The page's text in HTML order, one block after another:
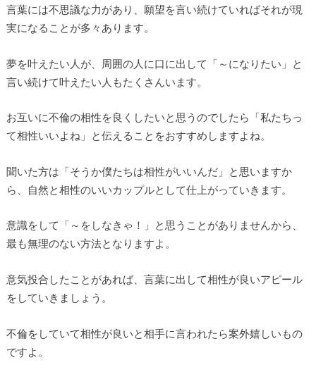
言葉には不思議な力があり、願望を言い続けていればそれが現
実になることが多々あります。
夢を叶えたい人が、周囲の人に口に出して「～になりたい」と
言い続けて叶えたい人もたくさんいます。
お互いに不倫の相性を良くしたいと思うのでしたら「私たちっ
て相性いいよね」と伝えることをおすすめしますよね。
聞いた方は「そうか僕たちは相性がいいんだ」と思いますか
ら、自然と相性のいいカップルとして仕上がっていきます。
意識をして「～をしなきゃ！」と思うことがありませんから、
最も無理のない方法となりますよ。
意気投合したことがあれば、言葉に出して相性が良いアピール
をしていきましょう。
不倫をしていて相性が良いと相手に言われたら案外嬉しいもの
ですよ。